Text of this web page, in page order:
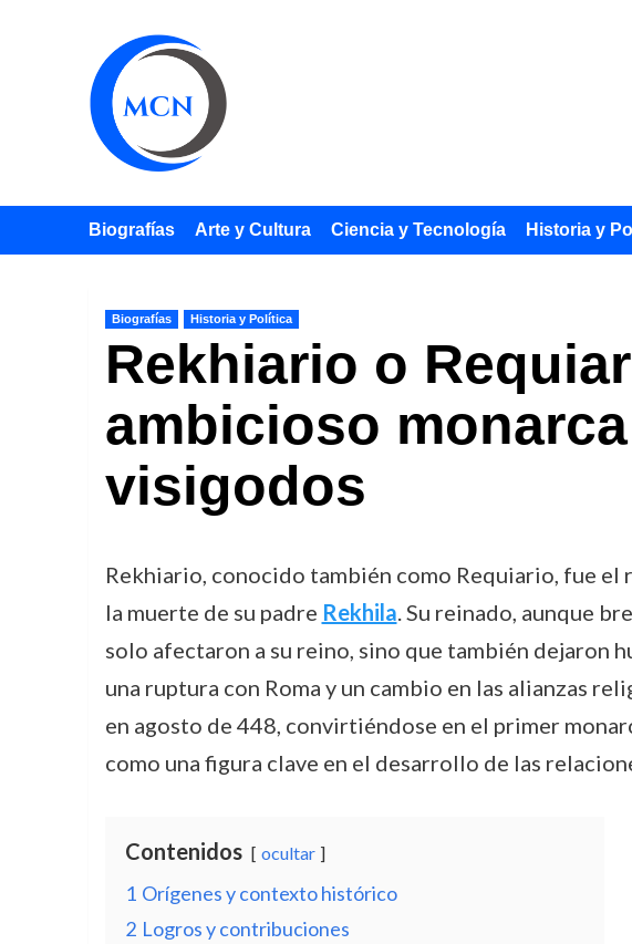
Biografías Arte y Cultura Ciencia y Tecnología Historia y
Biografías Historia y Política
Rekhiario o
ambicioso
visigodos
Rekhiario, conocido también como Requiario, fue el
la muerte de su padre Rekhila. Su reinado, aunque
solo afectaron a su reino, sino que también dejaron
una ruptura con Roma y un cambio en las alianzas
en agosto de 448, convirtiéndose en el primer
como una figura clave en el desarrollo de las
Contenidos ocultar
1 Orígenes y contexto histórico
2 Logros y contribuciones